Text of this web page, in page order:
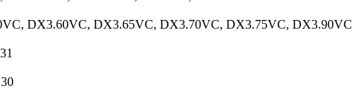
DX3.60VC, DX3.65VC, DX3.70VC, DX3.75VC, DX3.90VC